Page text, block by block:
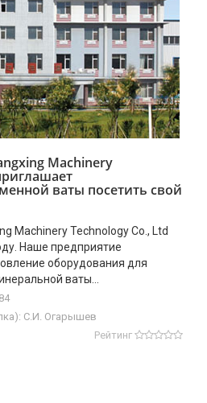
Machinery
ваты посетить свой
Machinery Technology Co., Ltd
Наше предприятие
оборудования для
ваты...
C.И. Огарышев
Рейтинг